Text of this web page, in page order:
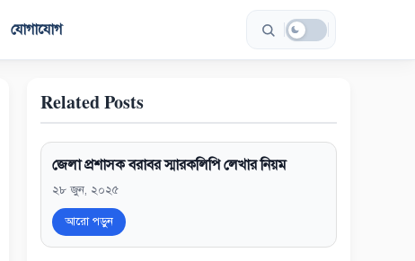
যোগাযোগ
Related Posts
জেলা প্রশাসক বরাবর স্মারকলিপি লেখার নিয়ম
২৮ জুন, ২০২৫
আরো পড়ুন